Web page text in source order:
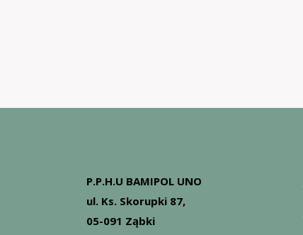
P.P.H.U BAMIPOL UNO
ul. Ks. Skorupki 87,
05-091 Ząbki